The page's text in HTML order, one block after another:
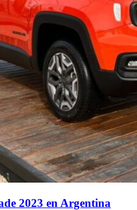
2023 en Argentina